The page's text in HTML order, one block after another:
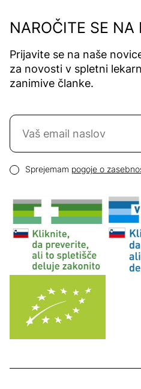
NAROČITE SE NA
Prijavite se na naše
za novosti v spletni
zanimive članke.
Naročite se na novice
Pogoji zasebnosti
Sprejemam pogoje o